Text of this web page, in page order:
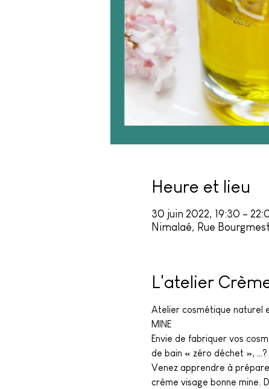
Heure et lieu
30 juin 2022, 19:30 –
Nimalaé, Rue
L'atelier
Atelier cosmétique naturel et
MINE
Envie de fabriquer vos
de bain « zéro déchet »,
Venez apprendre à
crème visage bonne mine.